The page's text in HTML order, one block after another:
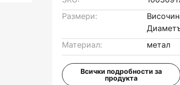
Размери:
Материал:
метал
Всички подробности за
продукта